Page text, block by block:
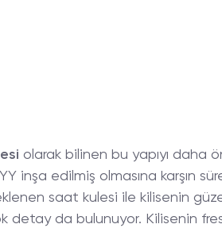
olarak bilinen bu yapıyı daha
inşa edilmiş olmasına karşın
saat kulesi ile kilisenin
detay da bulunuyor. Kilisenin